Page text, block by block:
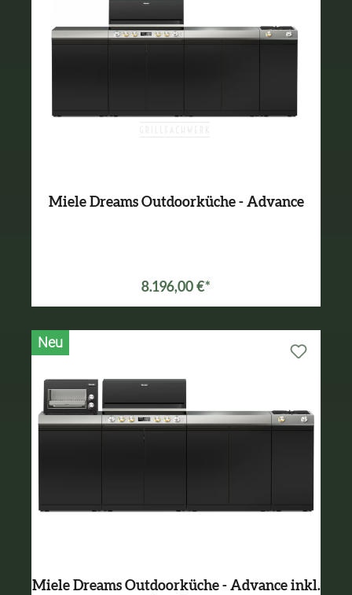
Miele Dreams Outdoorküche - Advance
8.196,00 €*
Neu
Miele Dreams Outdoorküche - Advance inkl.